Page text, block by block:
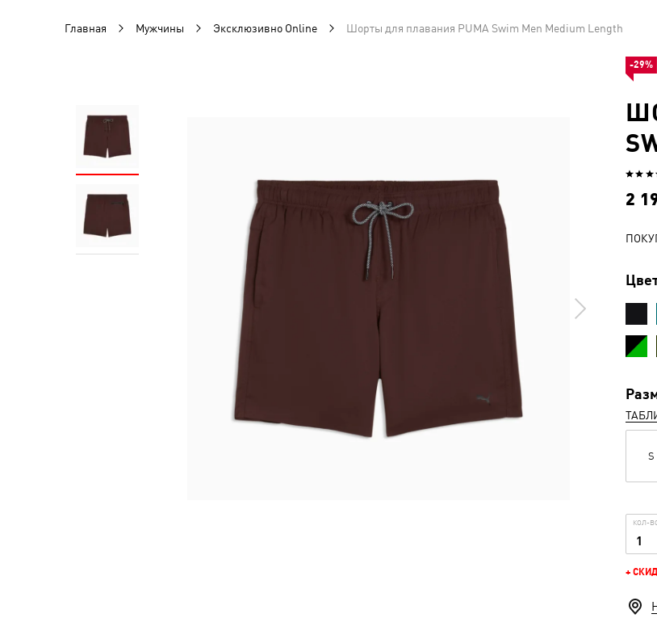
Главная Мужчины Эксклюзивно Online Шорты для плавания PUMA Swim Men Medium Length
5из
2
S
КОЛ-
+
-29%